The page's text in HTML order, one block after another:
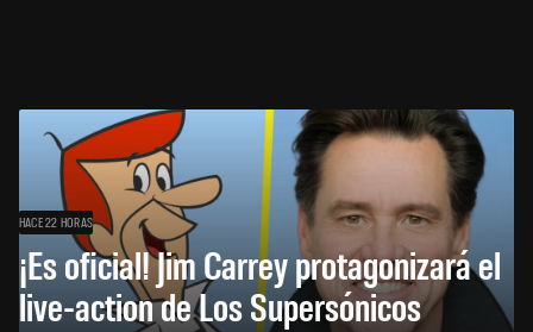
HACE 22 HORAS
¡Es oficial! Jim Carrey protagonizará el
live-action de Los Supersónicos